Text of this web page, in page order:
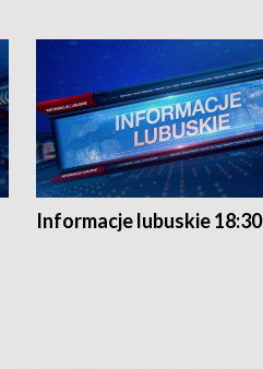
Informacje lubuskie 18:30